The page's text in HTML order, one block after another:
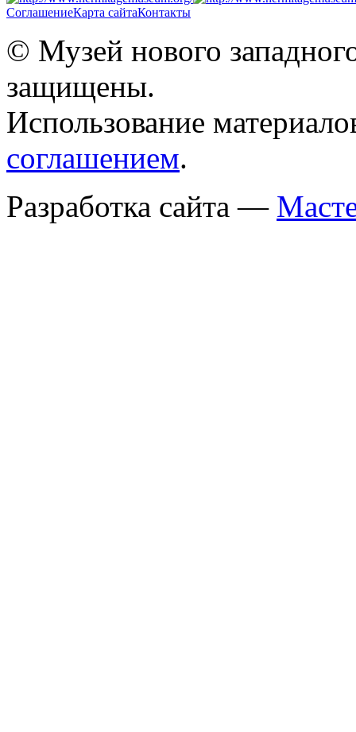
СоглашениеКарта сайтаКонтакты
© Музей нового
защищены.
Использование
соглашением.
Разработка сайта —